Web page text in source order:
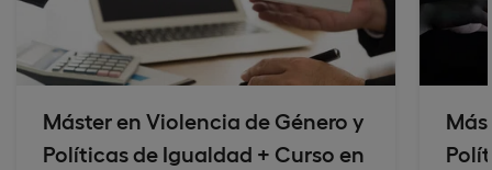
Máster en Violencia de Género y
Políticas de Igualdad + Curso en